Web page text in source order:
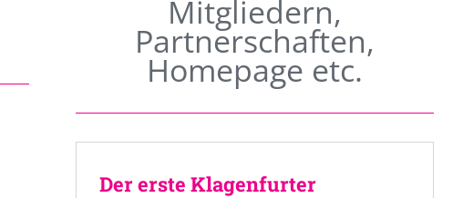
Mitgliedern,
Partnerschaften,
Homepage etc.
Der erste Klagenfurter